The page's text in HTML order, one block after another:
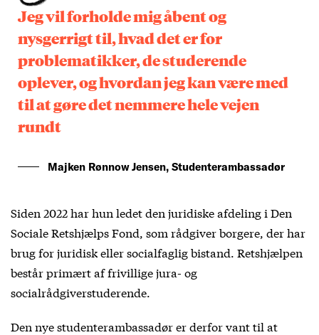
Jeg vil forholde mig åbent og
nysgerrigt til, hvad det er for
problematikker, de studerende
oplever, og hvordan jeg kan være med
til at gøre det nemmere hele vejen
rundt
Majken Rønnow Jensen, Studenterambassadør
Siden 2022 har hun ledet den juridiske afdeling i Den
Sociale Retshjælps Fond, som rådgiver borgere, der har
brug for juridisk eller socialfaglig bistand. Retshjælpen
består primært af frivillige jura- og
socialrådgiverstuderende.
Den nye studenterambassadør er derfor vant til at